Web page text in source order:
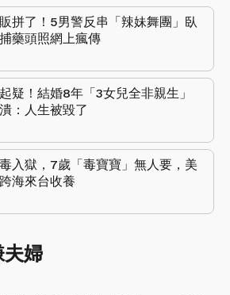
拼了！5男警反串「辣妹舞團」臥
藥頭照網上瘋傳
疑！結婚8年「3女兒全非親生」
：人生被毀了
入獄，7歲「毒寶寶」無人要，美
海來台收養
夫婦